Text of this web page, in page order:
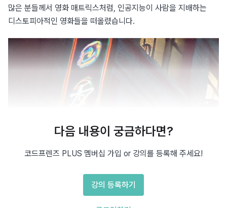
많은 분들께서 영화 매트릭스처럼, 인공지능이 사람을 지배하는
디스토피아적인 영화들을 떠올렸습니다.
다음 내용이 궁금하다면?
코드프렌즈 PLUS 멤버십 가입 or 강의를 등록해 주세요!
강의 등록하기